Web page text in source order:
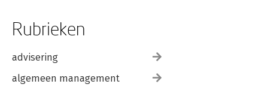
Rubrieken
advisering
algemeen management